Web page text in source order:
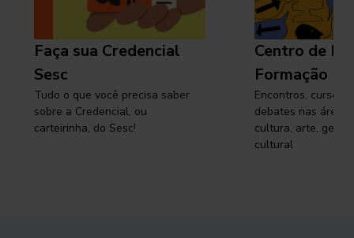
Faça sua Credencial
Sesc
Tudo o que você precisa saber
sobre a Credencial, ou
carteirinha, do Sesc!
Centro de
Formação
Encontros, cursos,
debates nas áreas
cultura, arte,
cultural